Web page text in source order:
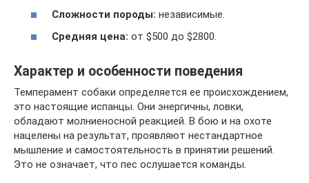
Сложности породы: независимые.
Средняя цена: от $500 до $2800.
Характер и особенности поведения
Темперамент собаки определяется ее происхождением,
это настоящие испанцы. Они энергичны, ловки,
обладают молниеносной реакцией. В бою и на охоте
нацелены на результат, проявляют нестандартное
мышление и самостоятельность в принятии решений.
Это не означает, что пес ослушается команды.